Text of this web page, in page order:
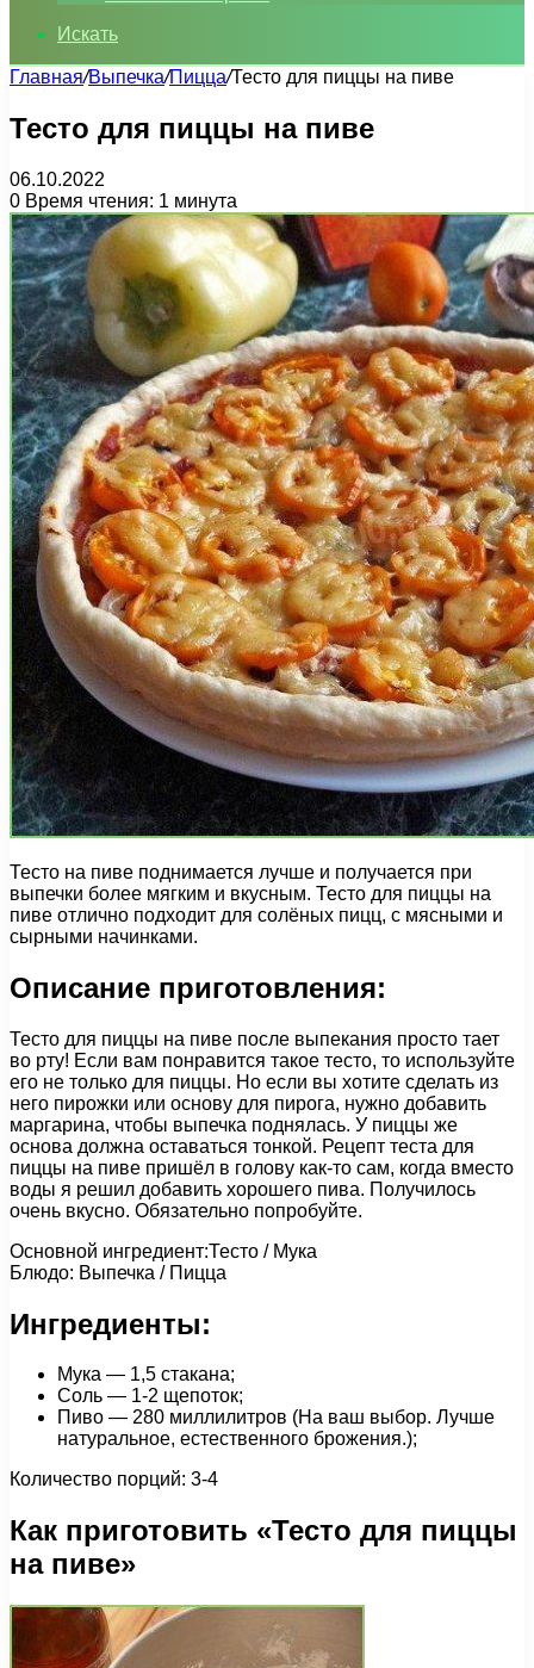
Искать
Главная/Выпечка/Пицца/Тесто для пиццы на пиве
Тесто для пиццы на пиве
06.10.2022
0 Время чтения: 1 минута
Тесто на пиве поднимается лучше и получается при
выпечки более мягким и вкусным. Тесто для пиццы на
пиве отлично подходит для солёных пицц, с мясными и
сырными начинками.
Описание приготовления:
Тесто для пиццы на пиве после выпекания просто тает
во рту! Если вам понравится такое тесто, то используйте
его не только для пиццы. Но если вы хотите сделать из
него пирожки или основу для пирога, нужно добавить
маргарина, чтобы выпечка поднялась. У пиццы же
основа должна оставаться тонкой. Рецепт теста для
пиццы на пиве пришёл в голову как-то сам, когда вместо
воды я решил добавить хорошего пива. Получилось
очень вкусно. Обязательно попробуйте.
Основной ингредиент:Тесто / Мука
Блюдо: Выпечка / Пицца
Ингредиенты:
Мука — 1,5 стакана;
Соль — 1-2 щепоток;
Пиво — 280 миллилитров (На ваш выбор. Лучше
натуральное, естественного брожения.);
Количество порций: 3-4
Как приготовить «Тесто для пиццы
на пиве»